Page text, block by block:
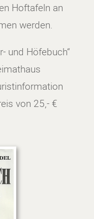
Hoftafeln an
werden.
und Höfebuch“
von 25,- €